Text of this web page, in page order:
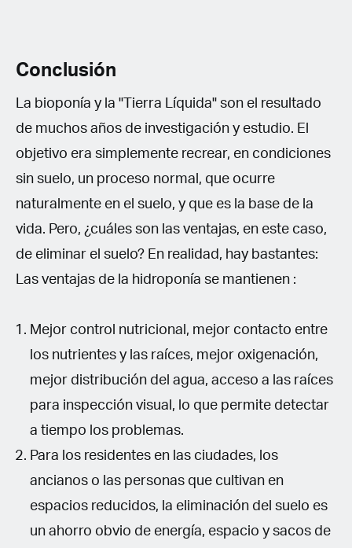
Conclusión
La bioponía y la "Tierra Líquida" son el resultado
de muchos años de investigación y estudio. El
objetivo era simplemente recrear, en condiciones
sin suelo, un proceso normal, que ocurre
naturalmente en el suelo, y que es la base de la
vida. Pero, ¿cuáles son las ventajas, en este caso,
de eliminar el suelo? En realidad, hay bastantes:
Las ventajas de la hidroponía se mantienen :
Mejor control nutricional, mejor contacto entre
los nutrientes y las raíces, mejor oxigenación,
mejor distribución del agua, acceso a las raíces
para inspección visual, lo que permite detectar
a tiempo los problemas.
Para los residentes en las ciudades, los
ancianos o las personas que cultivan en
espacios reducidos, la eliminación del suelo es
un ahorro obvio de energía, espacio y sacos de